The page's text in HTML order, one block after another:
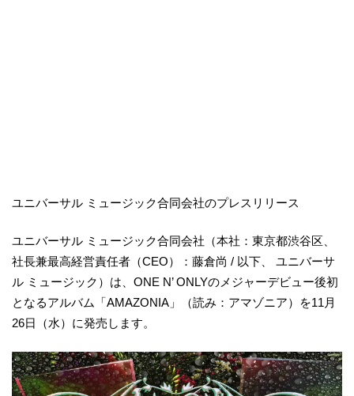
ユニバーサル ミュージック合同会社のプレスリリース
ユニバーサル ミュージック合同会社（本社：東京都渋谷区、
社長兼最高経営責任者（CEO）：藤倉尚 / 以下、 ユニバーサ
ル ミュージック）は、ONE N’ ONLYのメジャーデビュー後初
となるアルバム「AMAZONIA」（読み：アマゾニア）を11月
26日（水）に発売します。